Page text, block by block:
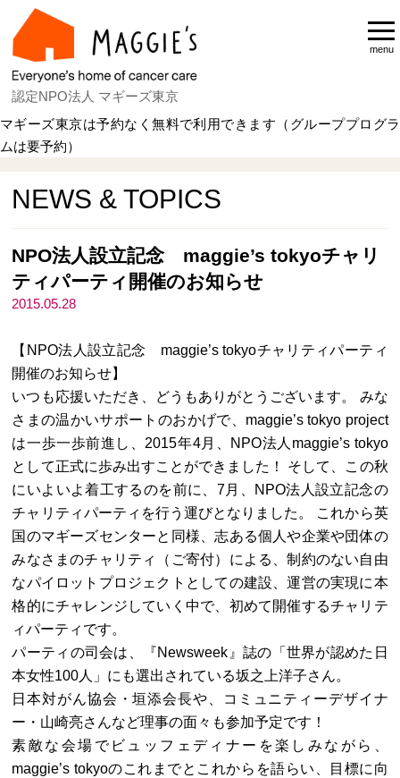
認定NPO法人 マギーズ東京
menu
マギーズ東京は予約なく無料で利用できます（グループプログラ
ムは要予約）
NEWS & TOPICS
NPO法人設立記念 maggie’s tokyoチャリ
ティパーティ開催のお知らせ
2015.05.28
【NPO法人設立記念 maggie’s tokyoチャリティパーティ
開催のお知らせ】
いつも応援いただき、どうもありがとうございます。 みな
さまの温かいサポートのおかげで、maggie’s tokyo project
は一歩一歩前進し、2015年4月、NPO法人maggie’s tokyo
として正式に歩み出すことができました！ そして、この秋
にいよいよ着工するのを前に、7月、NPO法人設立記念の
チャリティパーティを行う運びとなりました。 これから英
国のマギーズセンターと同様、志ある個人や企業や団体の
みなさまのチャリティ（ご寄付）による、制約のない自由
なパイロットプロジェクトとしての建設、運営の実現に本
格的にチャレンジしていく中で、初めて開催するチャリテ
ィパーティです。
パーティの司会は、『Newsweek』誌の「世界が認めた日
本女性100人」にも選出されている坂之上洋子さん。
日本対がん協会・垣添会長や、コミュニティーデザイナ
ー・山崎亮さんなど理事の面々も参加予定です！
素敵な会場でビュッフェディナーを楽しみながら、
maggie’s tokyoのこれまでとこれからを語らい、目標に向